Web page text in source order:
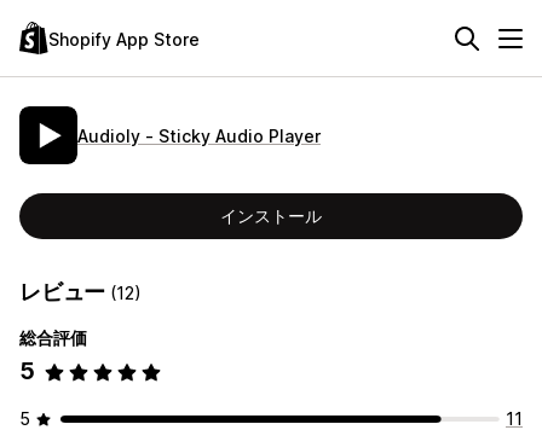
Shopify App Store
Audioly ‑ Sticky Audio Player
インストール
レビュー (12)
総合評価
5
5
11